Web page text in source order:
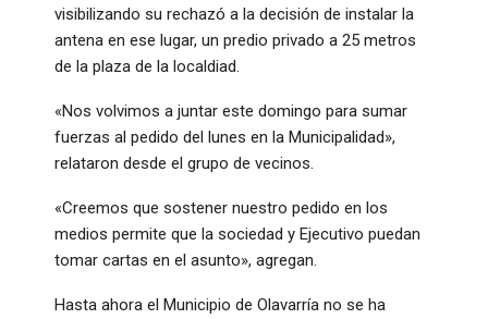
visibilizando su rechazó a la decisión de instalar la
antena en ese lugar, un predio privado a 25 metros
de la plaza de la localdiad.
«Nos volvimos a juntar este domingo para sumar
fuerzas al pedido del lunes en la Municipalidad»,
relataron desde el grupo de vecinos.
«Creemos que sostener nuestro pedido en los
medios permite que la sociedad y Ejecutivo puedan
tomar cartas en el asunto», agregan.
Hasta ahora el Municipio de Olavarría no se ha